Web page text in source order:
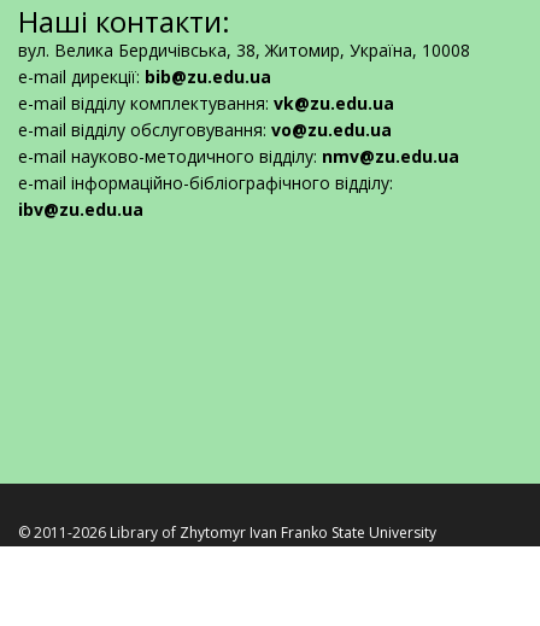
Наші контакти:
вул. Велика Бердичівська, 38, Житомир, Україна, 10008
e-mail дирекції: bib@zu.edu.ua
e-mail відділу комплектування: vk@zu.edu.ua
e-mail відділу обслуговування: vo@zu.edu.ua
e-mail науково-методичного відділу: nmv@zu.edu.ua
e-mail інформаційно-бібліографічного відділу:
ibv@zu.edu.ua
© 2011-2026 Library of Zhytomyr Ivan Franko State University